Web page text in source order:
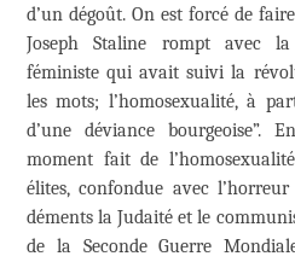
d’un dégoût. On est forcé de
Joseph Staline rompt avec
féministe qui avait suivi la
les mots; l’homosexualité, à
d’une déviance bourgeoise”.
moment fait de
élites, confondue avec
déments la Judaité et le
de la Seconde Guerre